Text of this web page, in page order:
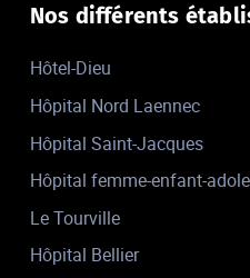
Nos différents
Hôtel-Dieu
Hôpital Nord Laennec
Hôpital Saint-Jacques
Hôpital femme-enfant-
Le Tourville
Hôpital Bellier